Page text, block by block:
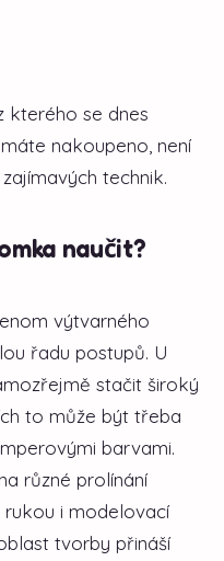
kterého se dnes
nakoupeno, není
technik.
naučit?
výtvarného
řadu postupů. U
stačit široký
to může být třeba
barvami.
různé prolínání
i modelovací
tvorby přináší